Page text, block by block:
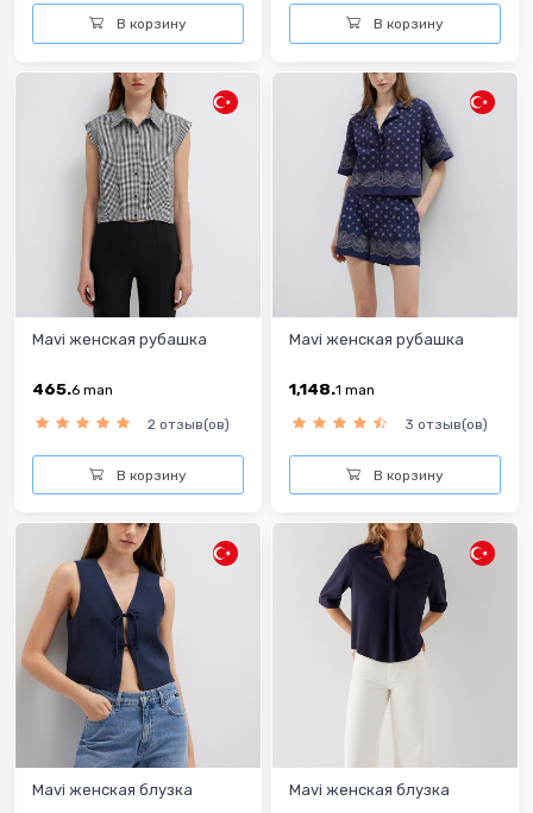
В корзину В корзину
Mavi женская рубашка
465.6 man
2 отзыв(ов)
В корзину
Mavi женская рубашка
1,148.1 man
3 отзыв(ов)
В корзину
Mavi женская блузка Mavi женская блузка